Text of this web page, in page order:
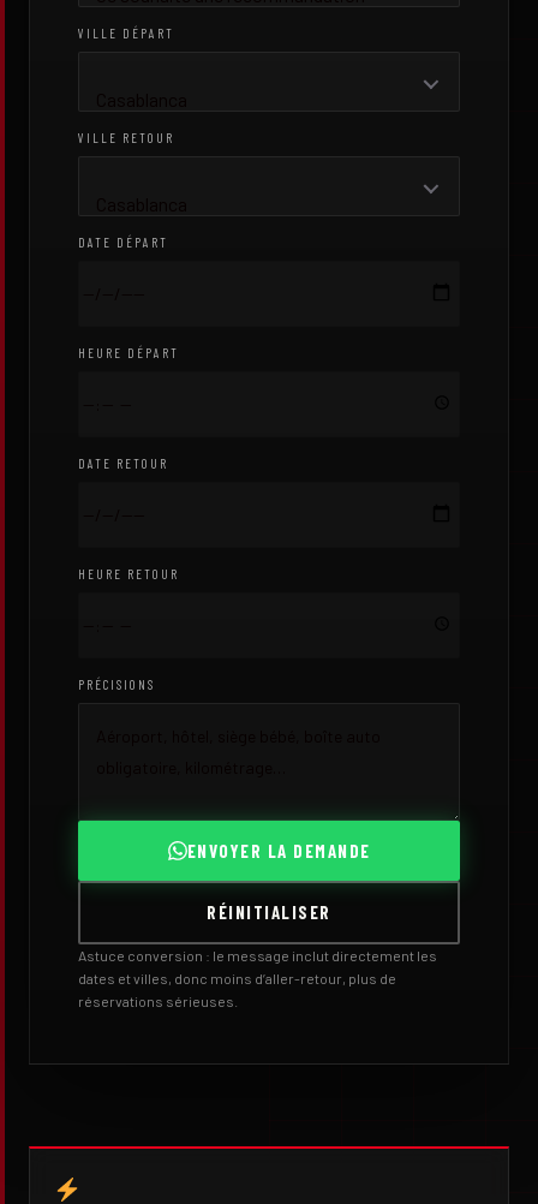
VILLE DÉPART
VILLE RETOUR
DATE DÉPART
HEURE DÉPART
DATE RETOUR
HEURE RETOUR
PRÉCISIONS
ENVOYER LA DEMANDE
RÉINITIALISER
Astuce conversion : le message inclut directement les
dates et villes, donc moins d’aller-retour, plus de
réservations sérieuses.